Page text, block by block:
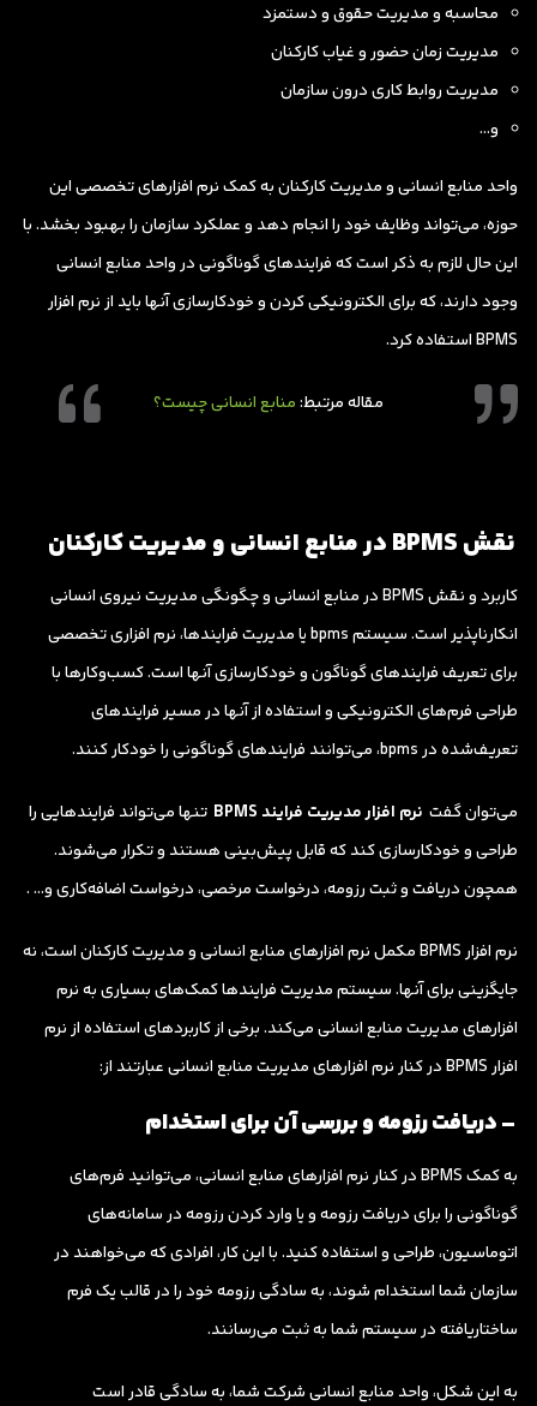
محاسبه و مدیریت حقوق و دستمزد
مدیریت زمان حضور و غیاب کارکنان
مدیریت روابط کاری درون سازمان
و…
واحد منابع انسانی و مدیریت کارکنان به کمک نرم افزارهای تخصصی این
حوزه، می‌تواند وظایف خود را انجام دهد و عملکرد سازمان را بهبود بخشد. با
این حال لازم به ذکر است که فرایندهای گوناگونی در واحد منابع انسانی
وجود دارند، که برای الکترونیکی کردن و خودکارسازی آنها باید از نرم افزار
BPMS استفاده کرد.
مقاله مرتبط:منابع انسانی چیست؟
نقش BPMS در منابع انسانی و مدیریت کارکنان
کاربرد و نقش BPMS در منابع انسانی و چگونگی مدیریت نیروی انسانی
انکارناپذیر است. سیستم bpms یا مدیریت فرایندها، نرم افزاری تخصصی
برای تعریف فرایندهای گوناگون و خودکارسازی آنها است. کسب‌وکارها با
طراحی فرم‌های الکترونیکی و استفاده از آنها در مسیر فرایندهای
تعریف‌شده در bpms، می‌توانند فرایندهای گوناگونی را خودکار کنند.
می‌توان گفت نرم افزار مدیریت فرایند BPMS
تنها می‌تواند فرایندهایی را
طراحی و خودکارسازی کند که قابل پیش‌بینی هستند و تکرار می‌شوند.
همچون دریافت و ثبت رزومه، درخواست مرخصی، درخواست اضافه‌کاری و… .
نرم افزار BPMS مکمل نرم افزارهای منابع انسانی و مدیریت کارکنان است، نه
جایگزینی برای آنها. سیستم مدیریت فرایندها کمک‌های بسیاری به نرم
افزارهای مدیریت منابع انسانی می‌کند. برخی از کاربردهای استفاده از نرم
افزار BPMS در کنار نرم افزارهای مدیریت منابع انسانی عبارتند از:
– دریافت رزومه و بررسی آن برای استخدام
به کمک BPMS در کنار نرم افزارهای منابع انسانی، می‌توانید فرم‌های
گوناگونی را برای دریافت رزومه و یا وارد کردن رزومه در سامانه‌های
اتوماسیون، طراحی و استفاده کنید. با این کار، افرادی که می‌خواهند در
سازمان شما استخدام شوند، به سادگی رزومه خود را در قالب یک فرم
ساختاریافته در سیستم شما به ثبت می‌رسانند.
به این شکل، واحد منابع انسانی شرکت شما، به سادگی قادر است